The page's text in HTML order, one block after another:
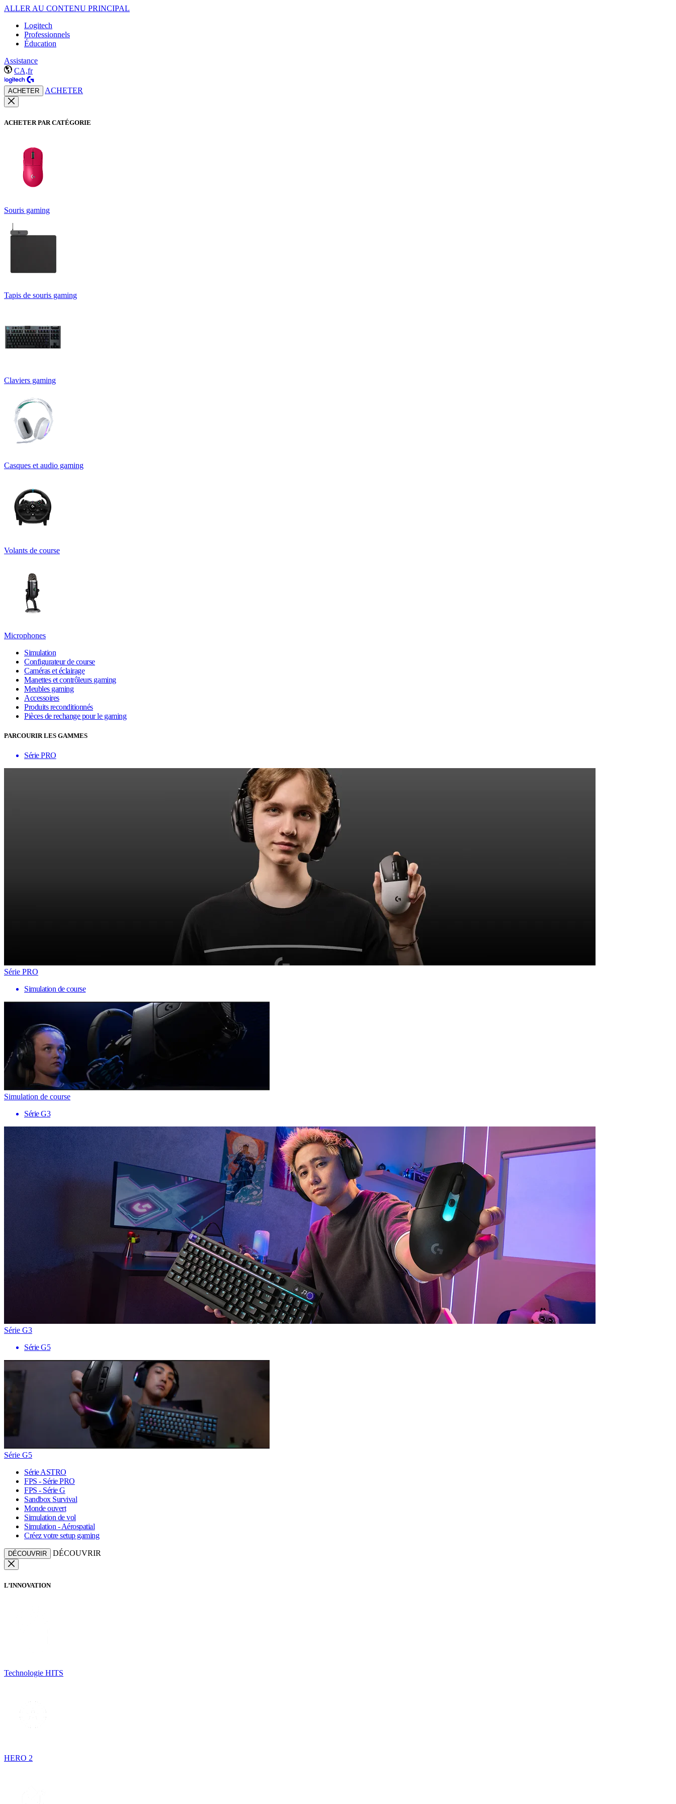
ALLER AU CONTENU PRINCIPAL
Logitech
Professionnels
Éducation
Assistance
CA,fr
ACHETER ACHETER
ACHETER PAR CATÉGORIE
Souris gaming
Tapis de souris gaming
Claviers gaming
Casques et audio gaming
Volants de course
Microphones
Simulation
Configurateur de course
Caméras et éclairage
Manettes et contrôleurs gaming
Meubles gaming
Accessoires
Produits reconditionnés
Pièces de rechange pour le gaming
PARCOURIR LES GAMMES
Série PRO
Série PRO
Simulation de course
Simulation de course
Série G3
Série G3
Série G5
Série G5
Série ASTRO
FPS - Série PRO
FPS - Série G
Sandbox Survival
Monde ouvert
Simulation de vol
Simulation - Aérospatial
Créez votre setup gaming
DÉCOUVRIR DÉCOUVRIR
L’INNOVATION
Technologie HITS
HERO 2